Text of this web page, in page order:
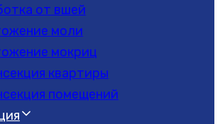
от вшей
моли
мокриц
квартиры
помещений